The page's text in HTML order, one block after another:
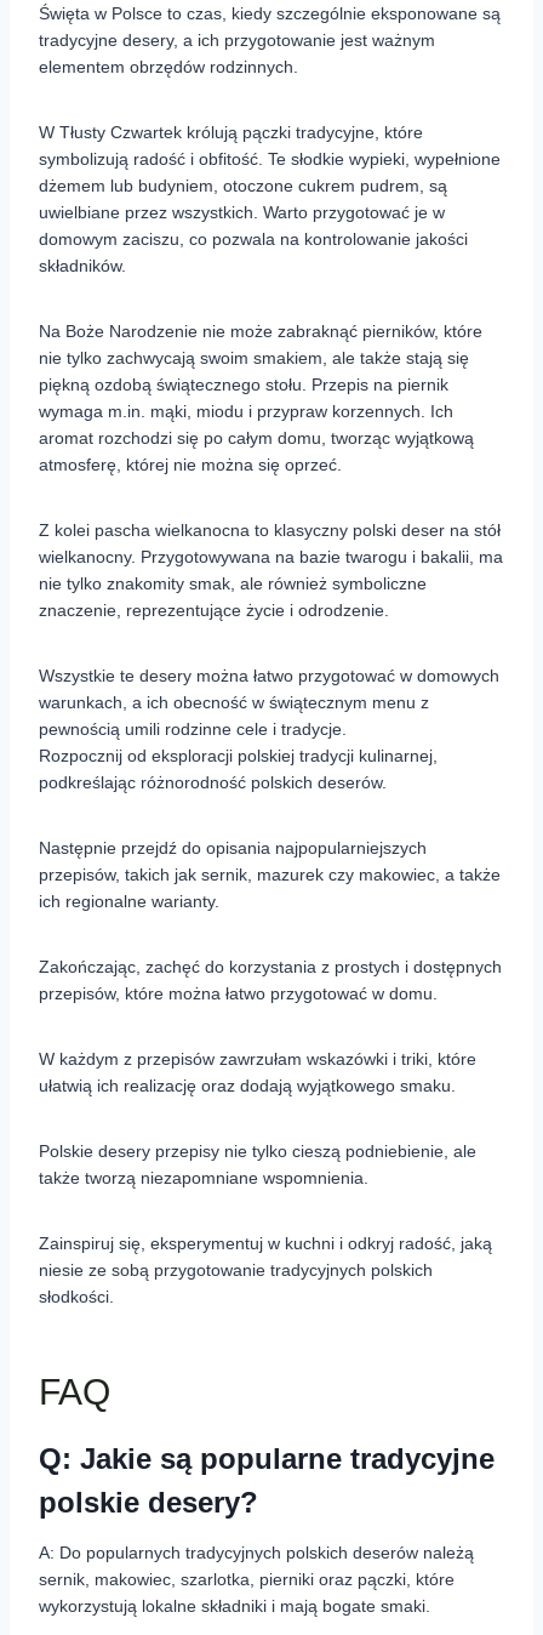
Święta w Polsce to czas, kiedy szczególnie eksponowane są
tradycyjne desery, a ich przygotowanie jest ważnym
elementem obrzędów rodzinnych.
W Tłusty Czwartek królują pączki tradycyjne, które
symbolizują radość i obfitość. Te słodkie wypieki, wypełnione
dżemem lub budyniem, otoczone cukrem pudrem, są
uwielbiane przez wszystkich. Warto przygotować je w
domowym zaciszu, co pozwala na kontrolowanie jakości
składników.
Na Boże Narodzenie nie może zabraknąć pierników, które
nie tylko zachwycają swoim smakiem, ale także stają się
piękną ozdobą świątecznego stołu. Przepis na piernik
wymaga m.in. mąki, miodu i przypraw korzennych. Ich
aromat rozchodzi się po całym domu, tworząc wyjątkową
atmosferę, której nie można się oprzeć.
Z kolei pascha wielkanocna to klasyczny polski deser na stół
wielkanocny. Przygotowywana na bazie twarogu i bakalii, ma
nie tylko znakomity smak, ale również symboliczne
znaczenie, reprezentujące życie i odrodzenie.
Wszystkie te desery można łatwo przygotować w domowych
warunkach, a ich obecność w świątecznym menu z
pewnością umili rodzinne cele i tradycje.
Rozpocznij od eksploracji polskiej tradycji kulinarnej,
podkreślając różnorodność polskich deserów.
Następnie przejdź do opisania najpopularniejszych
przepisów, takich jak sernik, mazurek czy makowiec, a także
ich regionalne warianty.
Zakończając, zachęć do korzystania z prostych i dostępnych
przepisów, które można łatwo przygotować w domu.
W każdym z przepisów zawrzułam wskazówki i triki, które
ułatwią ich realizację oraz dodają wyjątkowego smaku.
Polskie desery przepisy nie tylko cieszą podniebienie, ale
także tworzą niezapomniane wspomnienia.
Zainspiruj się, eksperymentuj w kuchni i odkryj radość, jaką
niesie ze sobą przygotowanie tradycyjnych polskich
słodkości.
FAQ
Q: Jakie są popularne tradycyjne
polskie desery?
A: Do popularnych tradycyjnych polskich deserów należą
sernik, makowiec, szarlotka, pierniki oraz pączki, które
wykorzystują lokalne składniki i mają bogate smaki.